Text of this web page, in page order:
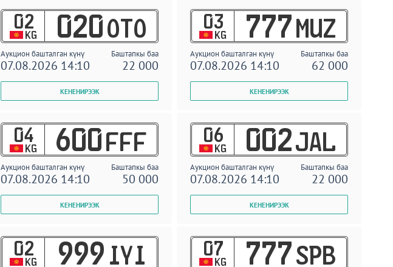
02
KG 020 OTO
Аукцион башталган күнү Баштапкы баа
07.08.2026 14:10 22 000
03
KG 777 MUZ
Аукцион башталган күнү Баштапкы баа
07.08.2026 14:10 62 000
04
KG 600 FFF
Аукцион башталган күнү Баштапкы баа
07.08.2026 14:10 50 000
06
KG 002 JAL
Аукцион башталган күнү Баштапкы баа
07.08.2026 14:10 22 000
02
KG 999 IYI 07
KG 777 SPB